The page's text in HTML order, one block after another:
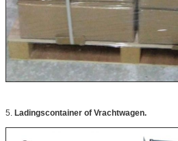
5. Ladingscontainer of Vrachtwagen.